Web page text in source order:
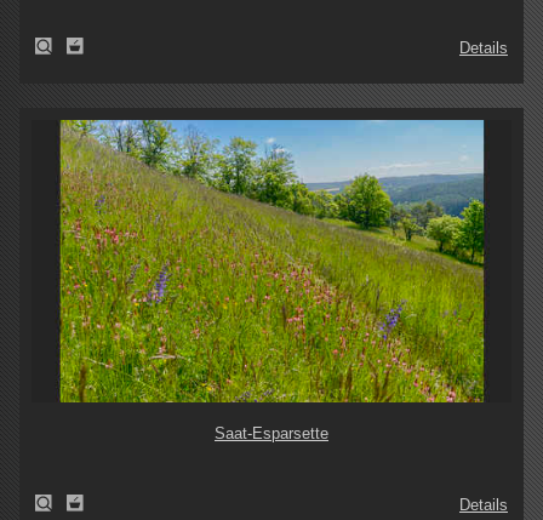
Details
Saat-Esparsette
Details